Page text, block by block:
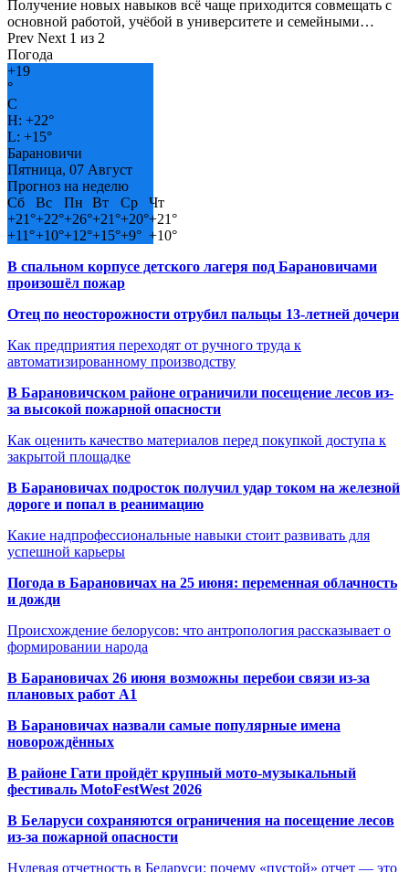
Получение новых навыков всё чаще приходится совмещать с
основной работой, учёбой в университете и семейными…
Prev Next 1 из 2
Погода
+19
°
C
H: +22°
L: +15°
Барановичи
Пятница, 07 Август
Прогноз на неделю
Сб
Вс Пн Вт Ср
Чт
+21°+22°+26°+21°+20°+21°
+11°+10°+12°+15°+9° +10°
В спальном корпусе детского лагеря под Барановичами
произошёл пожар
Отец по неосторожности отрубил пальцы 13-летней дочери
Как предприятия переходят от ручного труда к
автоматизированному производству
В Барановичском районе ограничили посещение лесов из-
за высокой пожарной опасности
Как оценить качество материалов перед покупкой доступа к
закрытой площадке
В Барановичах подросток получил удар током на железной
дороге и попал в реанимацию
Какие надпрофессиональные навыки стоит развивать для
успешной карьеры
Погода в Барановичах на 25 июня: переменная облачность
и дожди
Происхождение белорусов: что антропология рассказывает о
формировании народа
В Барановичах 26 июня возможны перебои связи из-за
плановых работ A1
В Барановичах назвали самые популярные имена
новорождённых
В районе Гати пройдёт крупный мото-музыкальный
фестиваль MotoFestWest 2026
В Беларуси сохраняются ограничения на посещение лесов
из-за пожарной опасности
Нулевая отчетность в Беларуси: почему «пустой» отчет — это